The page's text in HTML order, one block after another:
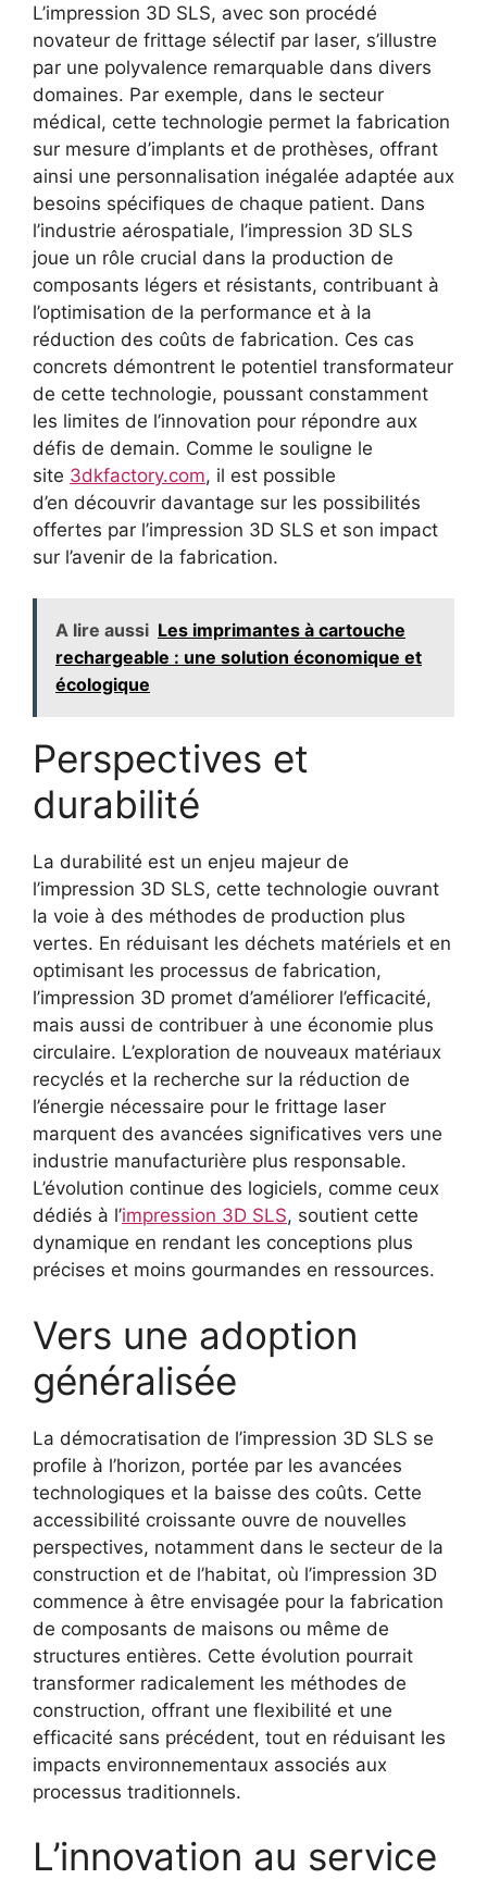
L’impression 3D SLS, avec son procédé
novateur de frittage sélectif par laser, s’illustre
par une polyvalence remarquable dans divers
domaines. Par exemple, dans le secteur
médical, cette technologie permet la fabrication
sur mesure d’implants et de prothèses, offrant
ainsi une personnalisation inégalée adaptée aux
besoins spécifiques de chaque patient. Dans
l’industrie aérospatiale, l’impression 3D SLS
joue un rôle crucial dans la production de
composants légers et résistants, contribuant à
l’optimisation de la performance et à la
réduction des coûts de fabrication. Ces cas
concrets démontrent le potentiel transformateur
de cette technologie, poussant constamment
les limites de l’innovation pour répondre aux
défis de demain. Comme le souligne le
site 3dkfactory.com, il est possible
d’en découvrir davantage sur les possibilités
offertes par l’impression 3D SLS et son impact
sur l’avenir de la fabrication.
A lire aussi Les imprimantes à cartouche
rechargeable : une solution économique et
écologique
Perspectives et
durabilité
La durabilité est un enjeu majeur de
l’impression 3D SLS, cette technologie ouvrant
la voie à des méthodes de production plus
vertes. En réduisant les déchets matériels et en
optimisant les processus de fabrication,
l’impression 3D promet d’améliorer l’efficacité,
mais aussi de contribuer à une économie plus
circulaire. L’exploration de nouveaux matériaux
recyclés et la recherche sur la réduction de
l’énergie nécessaire pour le frittage laser
marquent des avancées significatives vers une
industrie manufacturière plus responsable.
L’évolution continue des logiciels, comme ceux
dédiés à l’impression 3D SLS, soutient cette
dynamique en rendant les conceptions plus
précises et moins gourmandes en ressources.
Vers une adoption
généralisée
La démocratisation de l’impression 3D SLS se
profile à l’horizon, portée par les avancées
technologiques et la baisse des coûts. Cette
accessibilité croissante ouvre de nouvelles
perspectives, notamment dans le secteur de la
construction et de l’habitat, où l’impression 3D
commence à être envisagée pour la fabrication
de composants de maisons ou même de
structures entières. Cette évolution pourrait
transformer radicalement les méthodes de
construction, offrant une flexibilité et une
efficacité sans précédent, tout en réduisant les
impacts environnementaux associés aux
processus traditionnels.
L’innovation au service